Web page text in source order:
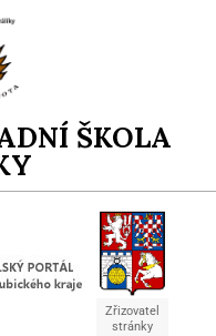
ŠKOLA
Zřizovatel
stránky